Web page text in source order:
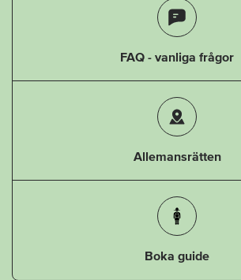
FAQ - vanliga frågor
Allemansrätten
Boka guide